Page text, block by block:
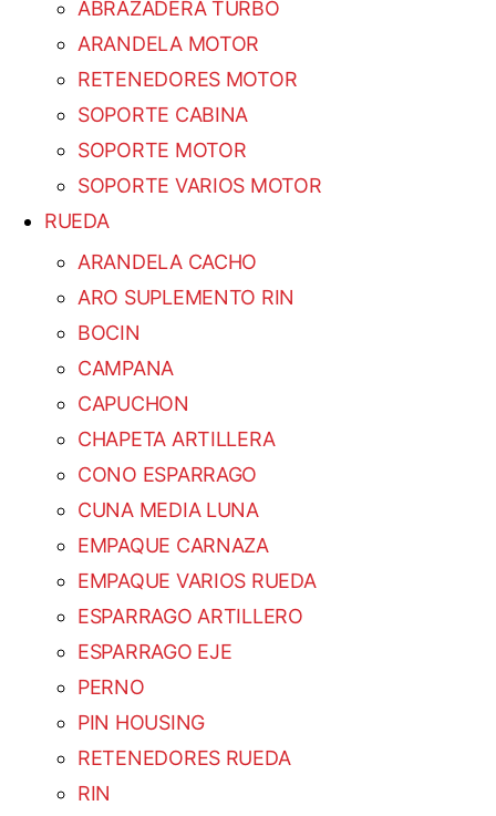
ABRAZADERA TURBO
ARANDELA MOTOR
RETENEDORES MOTOR
SOPORTE CABINA
SOPORTE MOTOR
SOPORTE VARIOS MOTOR
RUEDA
ARANDELA CACHO
ARO SUPLEMENTO RIN
BOCIN
CAMPANA
CAPUCHON
CHAPETA ARTILLERA
CONO ESPARRAGO
CUNA MEDIA LUNA
EMPAQUE CARNAZA
EMPAQUE VARIOS RUEDA
ESPARRAGO ARTILLERO
ESPARRAGO EJE
PERNO
PIN HOUSING
RETENEDORES RUEDA
RIN